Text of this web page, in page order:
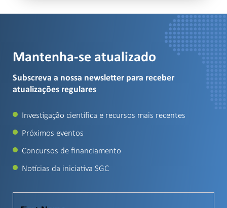
Mantenha-se atualizado
Subscreva a nossa newsletter para receber
atualizações regulares
Investigação científica e recursos mais recentes
Próximos eventos
Concursos de financiamento
Notícias da iniciativa SGC